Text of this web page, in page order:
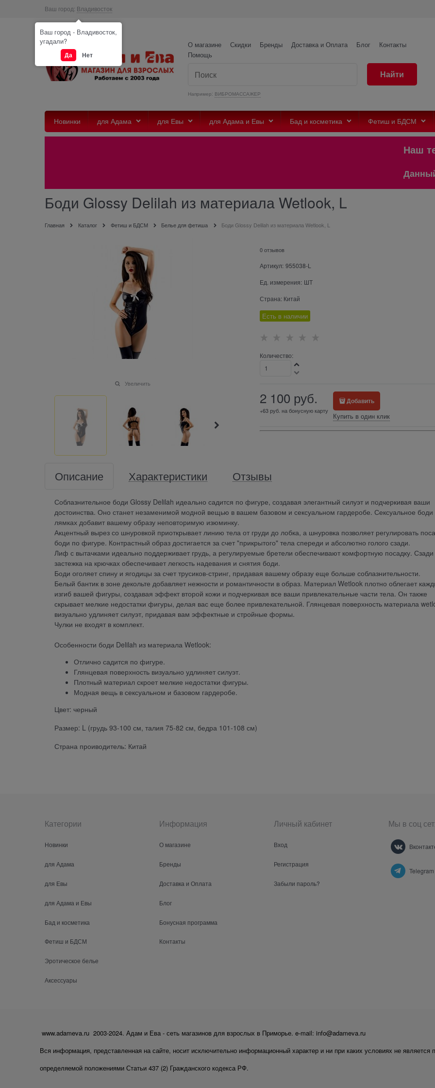
Ваш город: Владивосток
О магазине Скидки Бренды Доставка и Оплата Блог
Контакты
Помощь
Например: ВИБРОМАССАЖЕР
Найти
Новинки для Адама для Евы для Адама и Евы Бад и косметика Фетиш и БДСМ
Наш
Данный
Боди Glossy Delilah из материала Wetlook, L
Главная Каталог Фетиш и БДСМ Белье для фетиша Боди Glossy Delilah из материала Wetlook, L
Увеличить
0 отзывов
Артикул: 955038-L
Ед. измерения: ШТ
Страна: Китай
Есть в наличии
Количество:
2 100 руб.
+63 руб. на бонусную карту
Добавить
Купить в один клик
Описание Характеристики Отзывы
Соблазнительное боди Glossy Delilah идеально садится по фигуре, создавая элегантный силуэт и подчеркивая ваши
достоинства. Оно станет незаменимой модной вещью в вашем базовом и сексуальном гардеробе. Сексуальное боди
лямках добавит вашему образу неповторимую изюминку.
Акцентный вырез со шнуровкой приоткрывает линию тела от груди до лобка, а шнуровка позволяет регулировать
боди по фигуре. Контрастный образ достигается за счет "прикрытого" тела спереди и абсолютно голого сзади.
Лиф с вытачками идеально поддерживает грудь, а регулируемые бретели обеспечивают комфортную посадку. Сзади
застежка на крючках обеспечивает легкость надевания и снятия боди.
Боди оголяет спину и ягодицы за счет трусиков-стринг, придавая вашему образу еще больше соблазнительности.
Белый бантик в зоне декольте добавляет нежности и романтичности в образ. Материал Wetlook плотно облегает
изгиб вашей фигуры, создавая эффект второй кожи и подчеркивая все ваши привлекательные части тела. Он также
скрывает мелкие недостатки фигуры, делая вас еще более привлекательной. Глянцевая поверхность материала
визуально удлиняет силуэт, придавая вам эффектные и стройные формы.
Чулки не входят в комплект.
Особенности боди Delilah из материала Wetlook:
Отлично садится по фигуре.
Глянцевая поверхность визуально удлиняет силуэт.
Плотный материал скроет мелкие недостатки фигуры.
Модная вещь в сексуальном и базовом гардеробе.
Цвет: черный
Размер: L (грудь 93-100 см, талия 75-82 см, бедра 101-108 см)
Страна проиводитель: Китай
Категории
Новинки
для Адама
для Евы
для Адама и Евы
Бад и косметика
Фетиш и БДСМ
Эротическое белье
Аксессуары
Информация
О магазине
Бренды
Доставка и Оплата
Блог
Бонусная программа
Контакты
Личный кабинет
Вход
Регистрация
Забыли пароль?
Мы в соц
Telegram
www.adameva.ru 2003-2024. Адам и Ева - сеть магазинов для взрослых в Приморье. e-mail: info@adameva.ru
Вся информация, представленная на сайте, носит исключительно информационный характер и ни при каких условиях не является
определяемой положениями Статьи 437 (2) Гражданского кодекса РФ.
Ваш город - Владивосток,
угадали?
Да Нет